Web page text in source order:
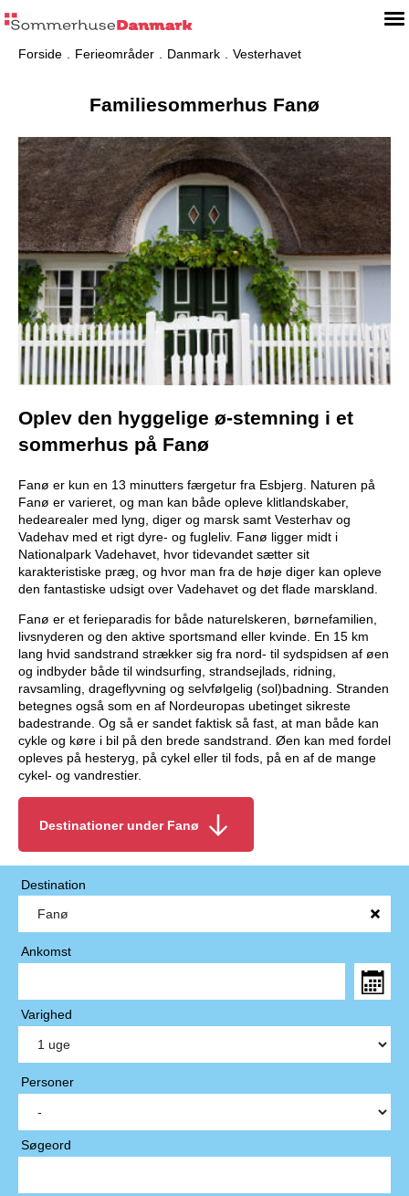
Forside Ferieområder Danmark Vesterhavet
Familiesommerhus Fanø
Oplev den hyggelige ø-stemning i et
sommerhus på Fanø
Fanø er kun en 13 minutters færgetur fra Esbjerg. Naturen på
Fanø er varieret, og man kan både opleve klitlandskaber,
hedearealer med lyng, diger og marsk samt Vesterhav og
Vadehav med et rigt dyre- og fugleliv. Fanø ligger midt i
Nationalpark Vadehavet, hvor tidevandet sætter sit
karakteristiske præg, og hvor man fra de høje diger kan opleve
den fantastiske udsigt over Vadehavet og det flade marskland.
Fanø er et ferieparadis for både naturelskeren, børnefamilien,
livsnyderen og den aktive sportsmand eller kvinde. En 15 km
lang hvid sandstrand strækker sig fra nord- til sydspidsen af øen
og indbyder både til windsurfing, strandsejlads, ridning,
ravsamling, drageflyvning og selvfølgelig (sol)badning. Stranden
betegnes også som en af Nordeuropas ubetinget sikreste
badestrande. Og så er sandet faktisk så fast, at man både kan
cykle og køre i bil på den brede sandstrand. Øen kan med fordel
opleves på hesteryg, på cykel eller til fods, på en af de mange
cykel- og vandrestier.
Destinationer under Fanø
Destination
Ankomst
Varighed
Personer
Søgeord